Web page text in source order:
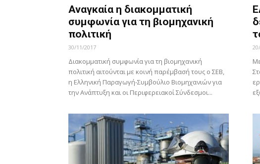
Αναγκαία η διακομματική
συμφωνία για τη βιομηχανική
πολιτική
30/11/2017
Διακομματική συμφωνία για τη βιομηχανική
πολιτική αιτούνται με κοινή παρέμβασή τους ο ΣΕΒ,
η Ελληνική Παραγωγή-Συμβούλιο Βιομηχανιών για
την Ανάπτυξη και οι Περιφερειακοί Σύνδεσμοι...